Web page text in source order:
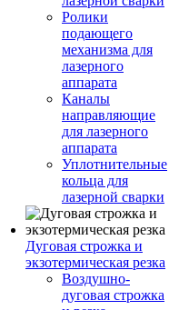
Ролики
подающего
механизма для
лазерного
аппарата
Каналы
направляющие
для лазерного
аппарата
Уплотнительные
кольца для
лазерной сварки
Дуговая строжка и
экзотермическая резка
Воздушно-
дуговая строжка